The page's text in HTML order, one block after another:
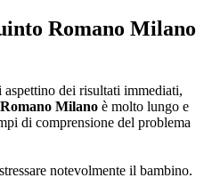
Romano Milano
dei risultati immediati,
Milano è molto lungo e
di comprensione del problema
notevolmente il bambino.